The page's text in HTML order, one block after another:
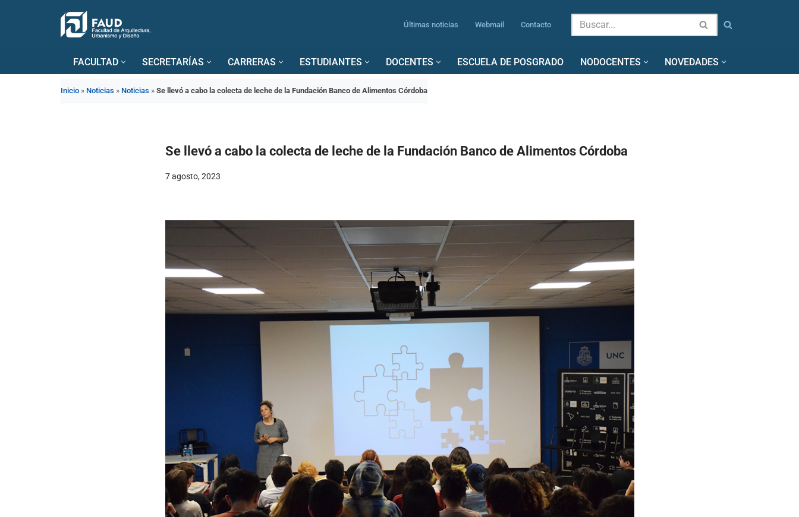
Últimas noticias Webmail Contacto
FACULTAD SECRETARÍAS CARRERAS ESTUDIANTES DOCENTES ESCUELA DE POSGRADO NODOCENTES NOVEDADES
Inicio » Noticias » Noticias » Se llevó a cabo la colecta de leche de la Fundación Banco de Alimentos Córdoba
Se llevó a cabo la colecta de leche de la Fundación Banco de Alimentos Córdoba
7 agosto, 2023